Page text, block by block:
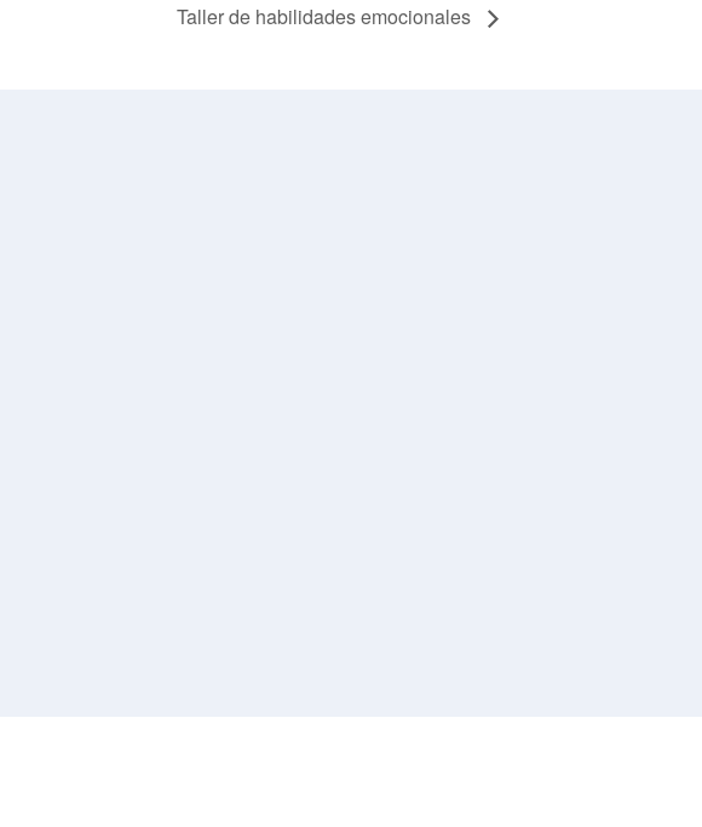
Taller de habilidades emocionales